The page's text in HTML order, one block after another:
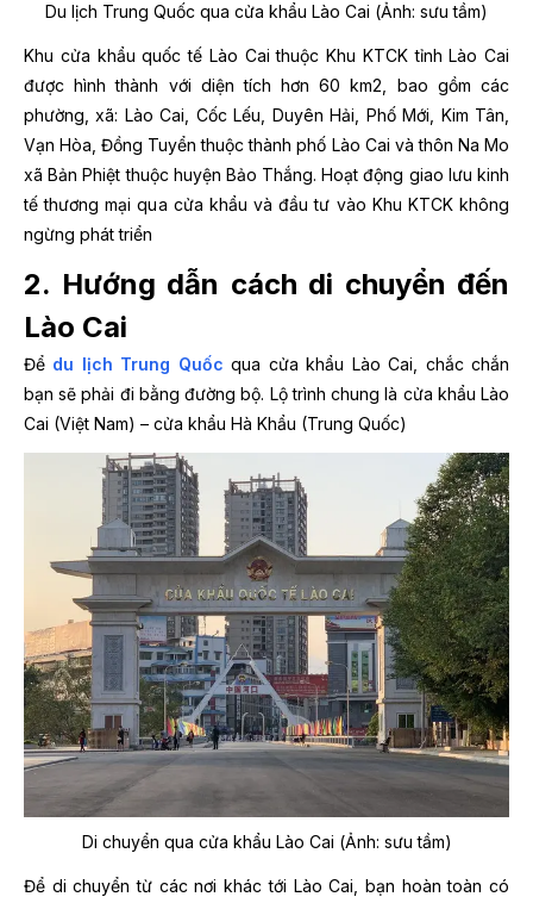
Du lịch Trung Quốc qua cửa khẩu Lào Cai (Ảnh: sưu tầm)
Khu cửa khẩu quốc tế Lào Cai thuộc Khu KTCK tỉnh Lào Cai
được hình thành với diện tích hơn 60 km2, bao gồm các
phường, xã: Lào Cai, Cốc Lếu, Duyên Hải, Phố Mới, Kim Tân,
Vạn Hòa, Đồng Tuyển thuộc thành phố Lào Cai và thôn Na Mo
xã Bản Phiệt thuộc huyện Bảo Thắng. Hoạt động giao lưu kinh
tế thương mại qua cửa khẩu và đầu tư vào Khu KTCK không
ngừng phát triển
2. Hướng dẫn cách di chuyển đến
Lào Cai
Để du lịch Trung Quốc qua cửa khẩu Lào Cai, chắc chắn
bạn sẽ phải đi bằng đường bộ. Lộ trình chung là cửa khẩu Lào
Cai (Việt Nam) – cửa khẩu Hà Khẩu (Trung Quốc)
Di chuyển qua cửa khẩu Lào Cai (Ảnh: sưu tầm)
Để di chuyển từ các nơi khác tới Lào Cai, bạn hoàn toàn có